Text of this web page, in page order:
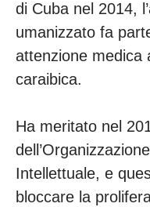
di Cuba nel 2014,
umanizzato fa
attenzione medica
caraibica.
Ha meritato nel
Intellettuale, e
bloccare la